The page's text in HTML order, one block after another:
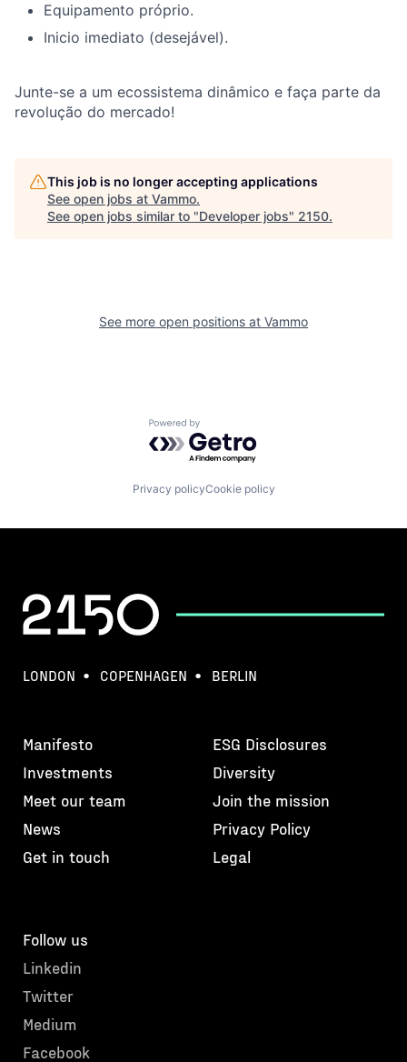
Equipamento próprio.
Inicio imediato (desejável).
Junte-se a um ecossistema dinâmico e faça parte da
revolução do mercado!
This job is no longer accepting applications
See open jobs at Vammo.
See open jobs similar to "Developer jobs" 2150.
See more open positions at Vammo
Powered by Getro.com
Privacy policyCookie policy
LONDON COPENHAGEN BERLIN
Manifesto
Investments
Meet our team
News
Get in touch
ESG Disclosures
Diversity
Join the mission
Privacy Policy
Legal
Follow us
Linkedin
Twitter
Medium
Facebook